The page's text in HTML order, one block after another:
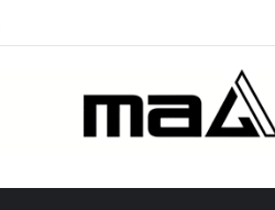
il focus sulla formazione granata